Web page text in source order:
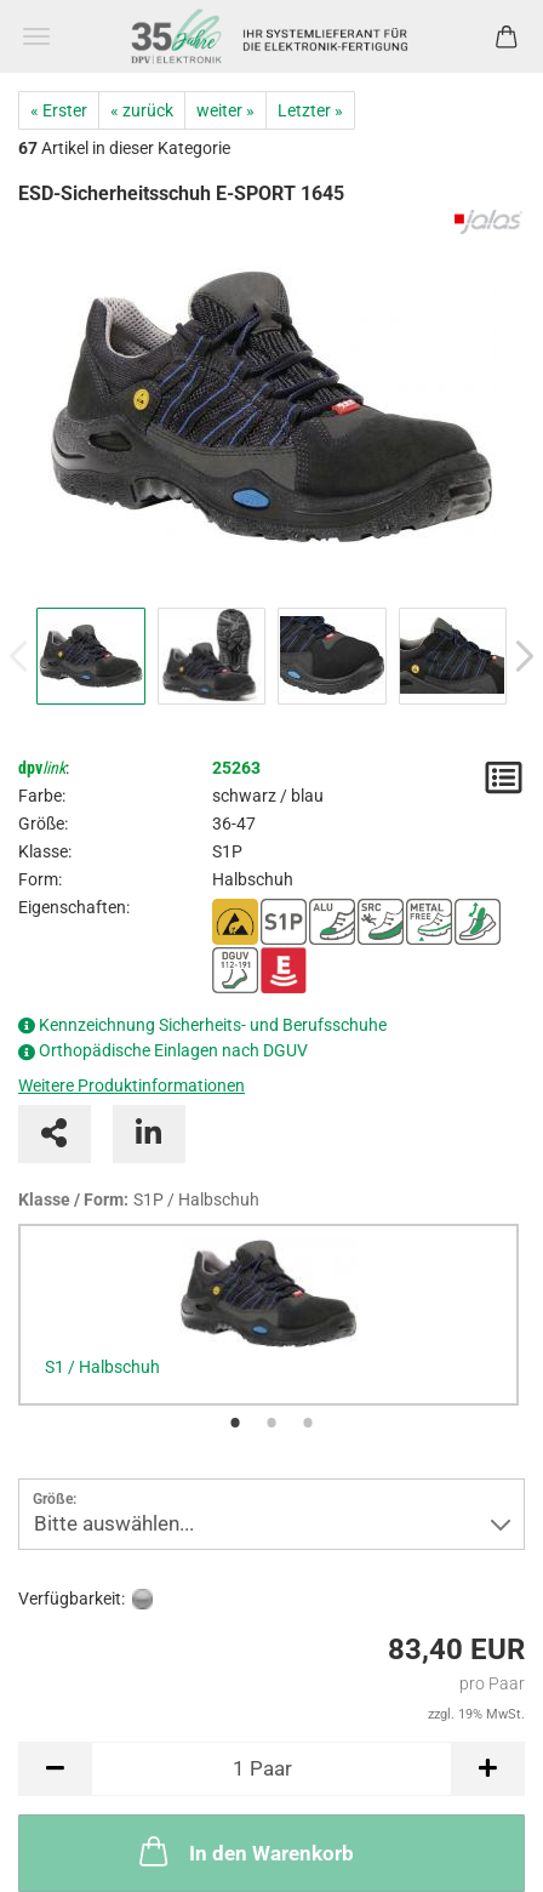
« Erster « zurück weiter »
Letzter »
67Artikel in dieser Kategorie
ESD-Sicherheitsschuh E-SPORT 1645
dpvlink:
25263
Farbe:
schwarz / blau
Größe:
36-47
Klasse:
S1P
Form:
Halbschuh
Eigenschaften:
Kennzeichnung Sicherheits- und Berufsschuhe
Orthopädische Einlagen nach DGUV
Weitere Produktinformationen
Klasse / Form: S1P / Halbschuh
S1 / Halbschuh
Größe:
Bitte auswählen...
Verfügbarkeit:
83,40 EUR
pro Paar
zzgl. 19% MwSt.
1 Paar
In den Warenkorb